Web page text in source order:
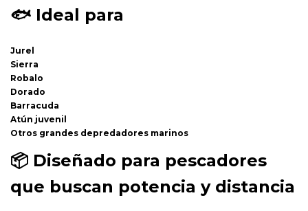
🐟 Ideal para
Jurel
Sierra
Robalo
Dorado
Barracuda
Atún juvenil
Otros grandes depredadores marinos
📦 Diseñado para pescadores
que buscan potencia y distancia